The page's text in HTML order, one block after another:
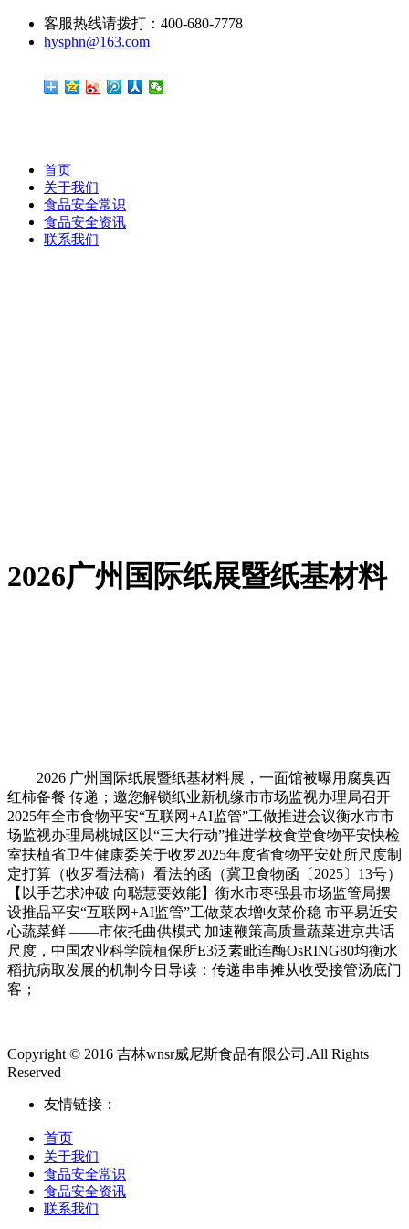
客服热线请拨打：400-680-7778
hysphn@163.com
首页
关于我们
食品安全常识
食品安全资讯
联系我们
2026广州国际纸展暨纸基材料
2026 广州国际纸展暨纸基材料展，一面馆被曝用腐臭西
红柿备餐 传递；邀您解锁纸业新机缘市市场监视办理局召开
2025年全市食物平安“互联网+AI监管”工做推进会议衡水市市
场监视办理局桃城区以“三大行动”推进学校食堂食物平安快检
室扶植省卫生健康委关于收罗2025年度省食物平安处所尺度制
定打算（收罗看法稿）看法的函（冀卫食物函〔2025〕13号）
【以手艺求冲破 向聪慧要效能】衡水市枣强县市场监管局摆
设推品平安“互联网+AI监管”工做菜农增收菜价稳 市平易近安
心蔬菜鲜 ——市依托曲供模式 加速鞭策高质量蔬菜进京共话
尺度，中国农业科学院植保所E3泛素毗连酶OsRING80均衡水
稻抗病取发展的机制今日导读：传递串串摊从收受接管汤底门
客；
Copyright © 2016 吉林wnsr威尼斯食品有限公司.All Rights
Reserved
友情链接：
首页
关于我们
食品安全常识
食品安全资讯
联系我们